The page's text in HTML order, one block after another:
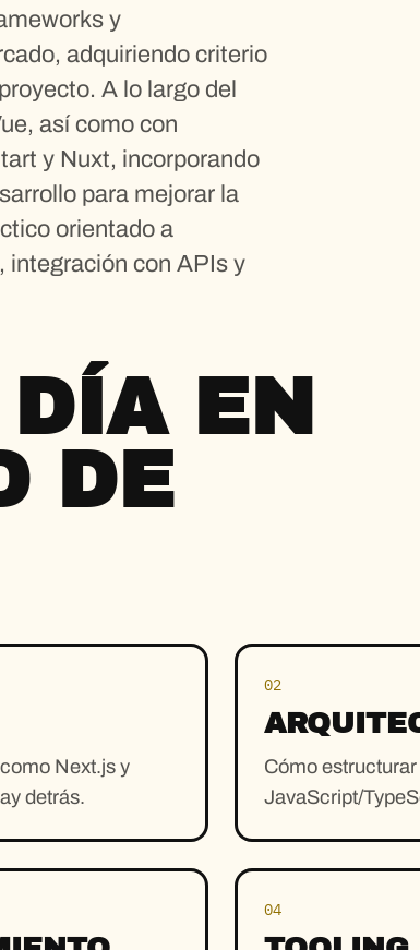
y
adquiriendo criterio
A lo largo del
así como con
y Nuxt, incorporando
para mejorar la
orientado a
integración con APIs y
EN
DE
Next.js y
detrás.
02
Cómo
JavaScript/
04